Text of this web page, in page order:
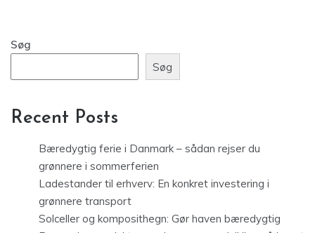
Søg
Søg
Recent Posts
Bæredygtig ferie i Danmark – sådan rejser du
grønnere i sommerferien
Ladestander til erhverv: En konkret investering i
grønnere transport
Solceller og komposithegn: Gør haven bæredygtig